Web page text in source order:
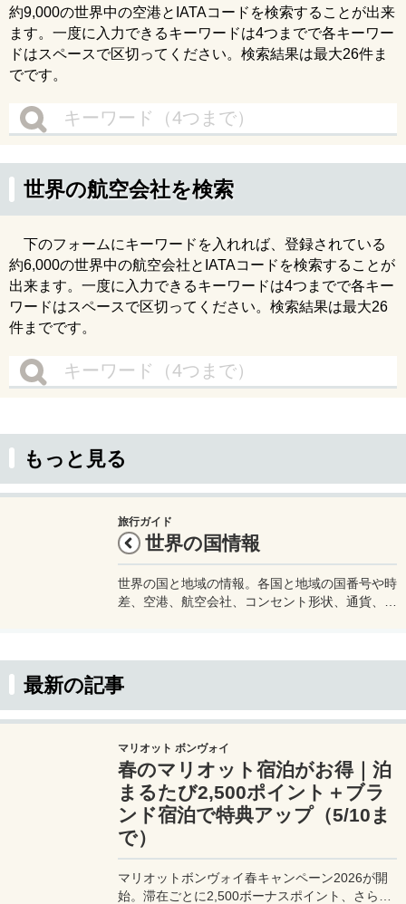
約9,000の世界中の空港とIATAコードを検索することが出来
ます。一度に入力できるキーワードは4つまでで各キーワー
ドはスペースで区切ってください。検索結果は最大26件ま
でです。
世界の航空会社を検索
下のフォームにキーワードを入れれば、登録されている
約6,000の世界中の航空会社とIATAコードを検索することが
出来ます。一度に入力できるキーワードは4つまでで各キー
ワードはスペースで区切ってください。検索結果は最大26
件までです。
もっと見る
旅行ガイド
世界の国情報
世界の国と地域の情報。各国と地域の国番号や時
差、空港、航空会社、コンセント形状、通貨、水
最新の記事
マリオット ボンヴォイ
春のマリオット宿泊がお得｜泊
まるたび2,500ポイント＋ブラ
ンド宿泊で特典アップ（5/10ま
で）
マリオットボンヴォイ春キャンペーン2026が開
始。滞在ごとに2,500ボーナスポイント、さらに